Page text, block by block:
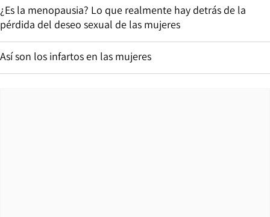
¿Es la menopausia? Lo que realmente hay detrás de la
pérdida del deseo sexual de las mujeres
Así son los infartos en las mujeres